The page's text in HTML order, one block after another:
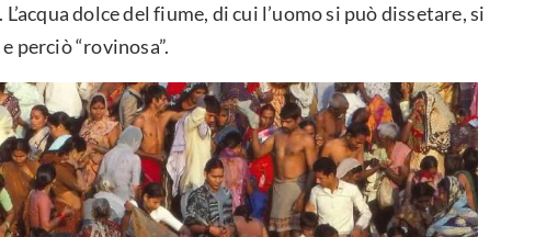
dolce del fiume, di cui l’uomo si può dissetare, si
perciò “rovinosa”.